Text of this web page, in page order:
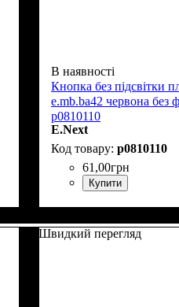
В наявності
Кнопка без підсвітки
e.mb.ba42 червона без
p0810110
E.Next
p0810110
61 ,00грн
Купити
Швидкий перегляд